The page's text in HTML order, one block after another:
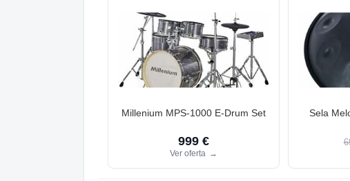
Millenium MPS-1000 E-Drum Set
999 €
Ver oferta →
Sela